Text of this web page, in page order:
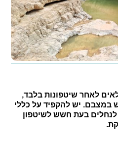
לאחר שיטפונות בלבד,
במצבם. יש להקפיד על כללי
בעת חשש לשיטפון